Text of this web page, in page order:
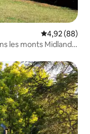
Évaluation
4,92 (88)
les monts Midlands